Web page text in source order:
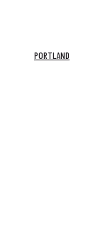
PORTLAND